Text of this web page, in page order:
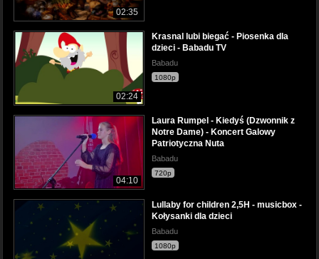
02:35
02:24
Krasnal lubi biegać - Piosenka dla
dzieci - Babadu TV
Babadu
1080p
04:10
Laura Rumpel - Kiedyś (Dzwonnik z
Notre Dame) - Koncert Galowy
Patriotyczna Nuta
Babadu
720p
Lullaby for children 2,5H - musicbox -
Kołysanki dla dzieci
Babadu
1080p